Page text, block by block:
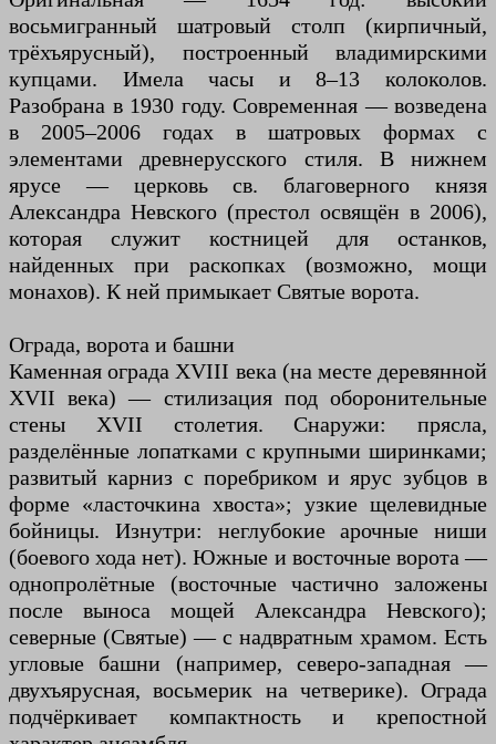
восьмигранный шатровый столп (кирпичный,
трёхъярусный), построенный владимирскими
купцами. Имела часы и 8–13 колоколов.
Разобрана в 1930 году. Современная — возведена
в 2005–2006 годах в шатровых формах с
элементами древнерусского стиля. В нижнем
ярусе — церковь св. благоверного князя
Александра Невского (престол освящён в 2006),
которая служит костницей для останков,
найденных при раскопках (возможно, мощи
монахов). К ней примыкает Святые ворота.
Ограда, ворота и башни
Каменная ограда XVIII века (на месте деревянной
XVII века) — стилизация под оборонительные
стены XVII столетия. Снаружи: прясла,
разделённые лопатками с крупными ширинками;
развитый карниз с поребриком и ярус зубцов в
форме «ласточкина хвоста»; узкие щелевидные
бойницы. Изнутри: неглубокие арочные ниши
(боевого хода нет). Южные и восточные ворота —
однопролётные (восточные частично заложены
после выноса мощей Александра Невского);
северные (Святые) — с надвратным храмом. Есть
угловые башни (например, северо-западная —
двухъярусная, восьмерик на четверике). Ограда
подчёркивает компактность и крепостной